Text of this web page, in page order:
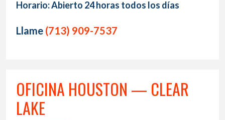
Horario: Abierto 24 horas todos los días
Llame (713) 909-7537
OFICINA HOUSTON — CLEAR
LAKE